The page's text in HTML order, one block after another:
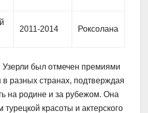
2011-2014 Роксолана
был отмечен премиями
разных странах, подтверждая
на родине и за рубежом. Она
турецкой красоты и актерского